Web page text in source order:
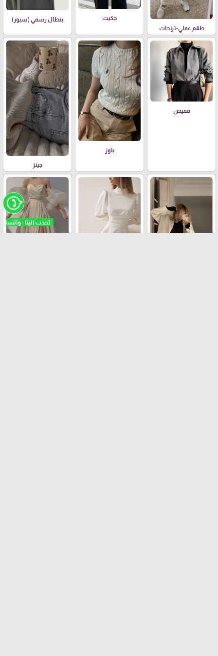
طقم عملي-ترنجات
جكيت بنطال رسمي (سبور)
قميص
بلوز
جينز